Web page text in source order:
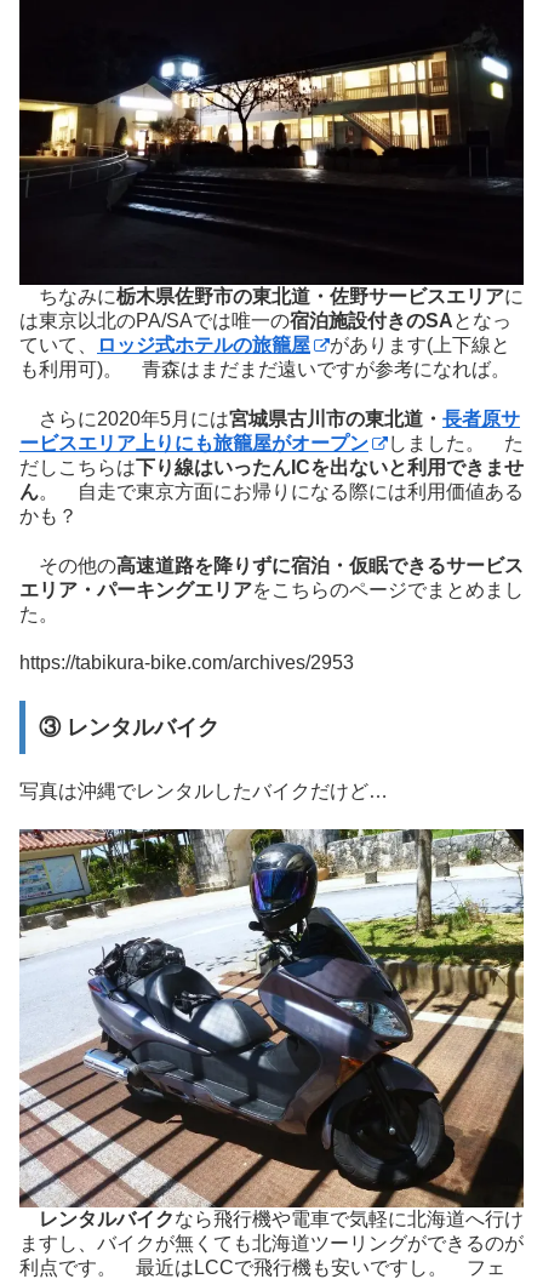
ちなみに栃木県佐野市の東北道・佐野サービスエリアに
は東京以北のPA/SAでは唯一の宿泊施設付きのSAとなっ
ていて、
ロッジ式ホテルの旅籠屋
があります(上下線と
も利用可)。 青森はまだまだ遠いですが参考になれば。
さらに2020年5月には宮城県古川市の東北道・ 長者原サ
ービスエリア上りにも旅籠屋がオープン
しました。 た
だしこちらは下り線はいったんICを出ないと利用できませ
ん。 自走で東京方面にお帰りになる際には利用価値ある
かも？
その他の高速道路を降りずに宿泊・仮眠できるサービス
エリア・パーキングエリアをこちらのページでまとめまし
た。
https://tabikura-bike.com/archives/2953
③ レンタルバイク
写真は沖縄でレンタルしたバイクだけど…
レンタルバイクなら飛行機や電車で気軽に北海道へ行け
ますし、バイクが無くても北海道ツーリングができるのが
利点です。 最近はLCCで飛行機も安いですし。 フェ